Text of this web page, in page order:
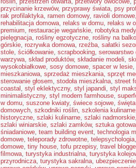
przycinanie krzewów, przyprawy świata, psy
rak profilaktyka, ramen domowy, ravioli domowe,
rehabilitacja domowa, relaks w domu, relaks w
premium, restauracje wegańskie, robotyka
pielęgnacja, rośliny egzotyczne, rośliny na
górskie, rozrywka domowa, rzeźba, sałatki
stole, ściółkowanie, scrapbooking, serowarstwo
warzywa, skład produktów, składanie modeli,
wysokobiałkowe, sosy domowe, spacer w lesie,
mieszkaniowa, sprzedaż mieszkania, sprzęt
sterowanie głosem, stodoła mieszkalna, street
coastal , styl eklektyczny, styl japandi, styl
minimalistyczny, styl modern farmhouse,
w domu, suszone kwiaty, świece sojowe,
domowych, szkodniki roślin, szkolenia kulinarne
historyczne, szlaki kulinarne, szlaki nadmorskie,
szlaki winiarskie, szlaki zamków, sztuka
śniadaniowe, team building event, technologia
domowe, teleporady zdrowotne, telepsychologia,
domowe, tiny house, tofu przepisy, travel
filmowa, turystyka industrialna, turystyka
przyrodnicza, turystyka sakralna,